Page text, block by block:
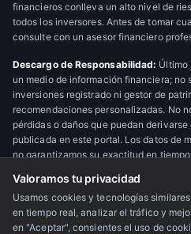
financieros conlleva un alto nivel de
todos los inversores. Antes de tomar
consulte con un asesor financiero
Descargo de Responsabilidad: Último
un medio de información financiera; no
inversiones registrado ni gestor de
recomendaciones personalizadas. No
pérdidas o daños que puedan
publicada en este portal. Los datos de
no garantizamos su exactitud en
© 2026 Último Minuto OTC Financial
Valoramos tu privacidad
Usamos cookies y tecnologías
en tiempo real, analizar el tráfico y
en "Aceptar", consientes el uso de